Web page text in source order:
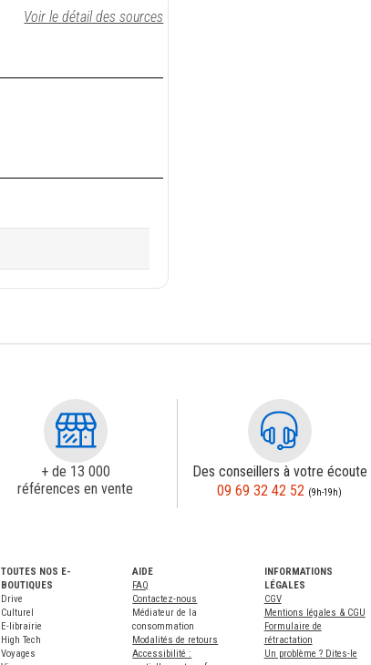
Voir le détail des sources
+ de 13 000
références en vente
Des conseillers à votre écoute
09 69 32 42 52 (9h-19h)
TOUTES NOS E-
BOUTIQUES
Drive
Culturel
E-librairie
High Tech
Voyages
AIDE
FAQ
Contactez-nous
Médiateur de la
consommation
Modalités de retours
Accessibilité :
INFORMATIONS
LÉGALES
CGV
Mentions légales & CGU
Formulaire de
rétractation
Un problème ? Dites-le